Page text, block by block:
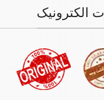
الکترونیک